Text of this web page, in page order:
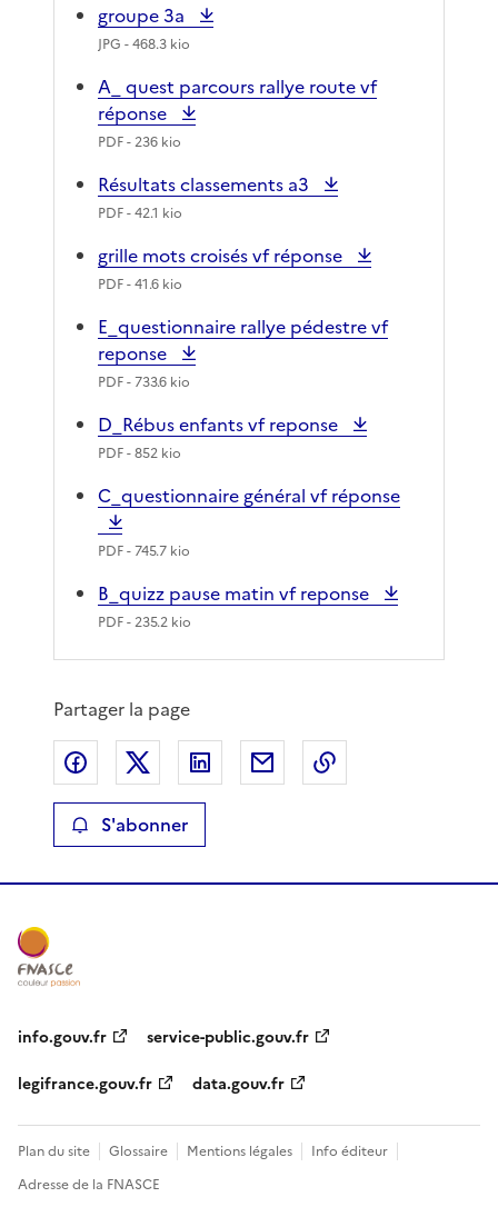
groupe 3a
JPG - 468.3 kio
A_ quest parcours rallye route vf
réponse
PDF- 236 kio
Résultats classements a3
PDF- 42.1 kio
grille mots croisés vf réponse
PDF- 41.6 kio
E_questionnaire rallye pédestre vf
reponse
PDF- 733.6 kio
D_Rébus enfants vf reponse
PDF- 852 kio
C_questionnaire général vf réponse
PDF- 745.7 kio
B_quizz pause matin vf reponse
PDF- 235.2 kio
Partager la page
Partager sur Facebook
Partager sur XPartager sur LinkedIn
Partager par email
S'abonner
info.gouv.fr
service-public.gouv.fr
legifrance.gouv.fr
data.gouv.fr
Plan du site Glossaire Mentions légales
Info éditeur
Adresse de la FNASCE